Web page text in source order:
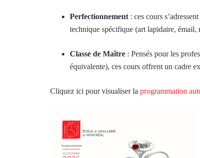
Perfectionnement : ces cours
technique spécifique (art lapidaire,
Classe de Maître : Pensés pour les
équivalente), ces cours offrent un cadre
Cliquez ici pour visualiser la programmation